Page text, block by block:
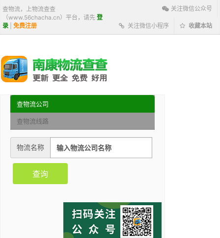
查物流，上物流查查
（www.56chacha.cn）平台，请先 登
录
免费注册
关注微信公众号
关注微信小程序 收藏本站
查物流公司
查物流线路
物流名称